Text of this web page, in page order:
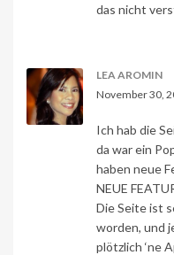
das nicht
LEA AROMIN
November 30,
Ich hab die
da war ein
haben neue
NEUE
Die Seite ist
worden, und
plötzlich ‘ne